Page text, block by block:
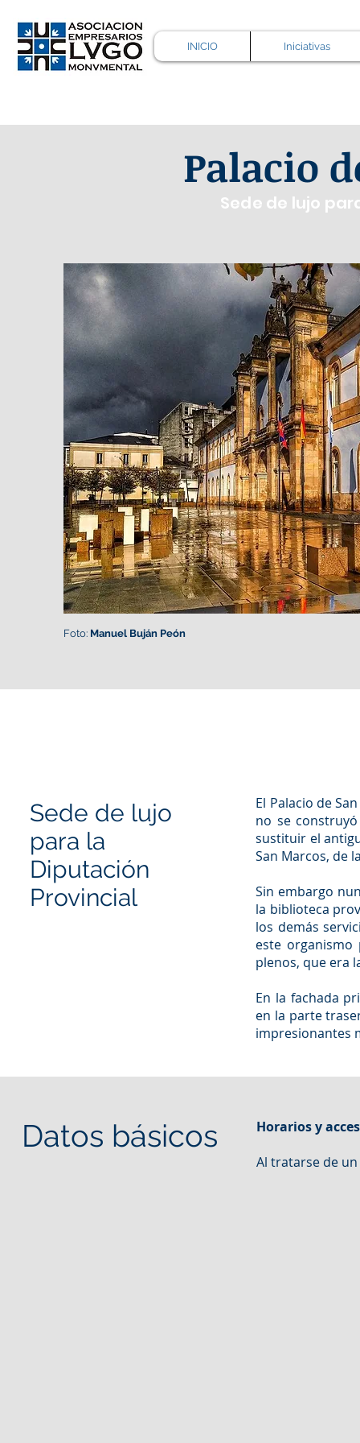
INICIO Iniciativas
Palacio
Sede de lujo
Foto: Manuel Buján Peón
Sede de lujo
para la
Diputación
Provincial
El Palacio de
no se
sustituir el
San Marcos, de
Sin embargo
la biblioteca
los demás
este organismo
plenos, que era
En la fachada
en la parte
impresionantes
Datos básicos
Horarios y
Al tratarse de